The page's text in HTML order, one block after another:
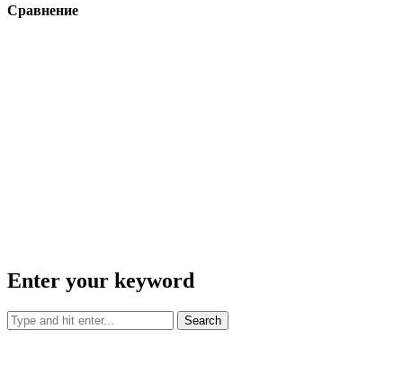
Сравнение
Enter your keyword
Search